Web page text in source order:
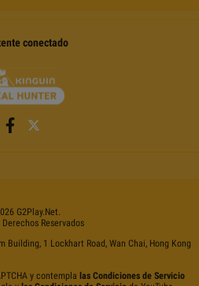
conectado
G2Play.net.
Derechos Reservados
Building, 1 Lockhart Road, Wan Chai, Hong Kong
y contempla las Condiciones de Servicio